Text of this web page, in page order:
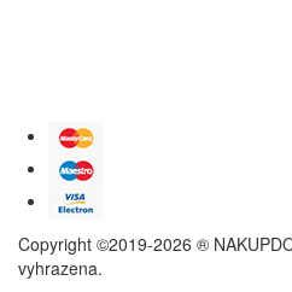
Copyright ©2019-2026 ®
vyhrazena.